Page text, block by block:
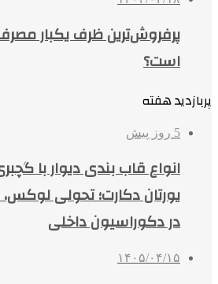
پرفروش‌ترین ظرف یکبار
است؟
پربازدید هفته
5 روز پیش
انواع قاب بندی دیوار با
یورتان دکارت؛ تحولی
در دکوراسیون داخلی
۱۴۰۵/۰۴/۱۵